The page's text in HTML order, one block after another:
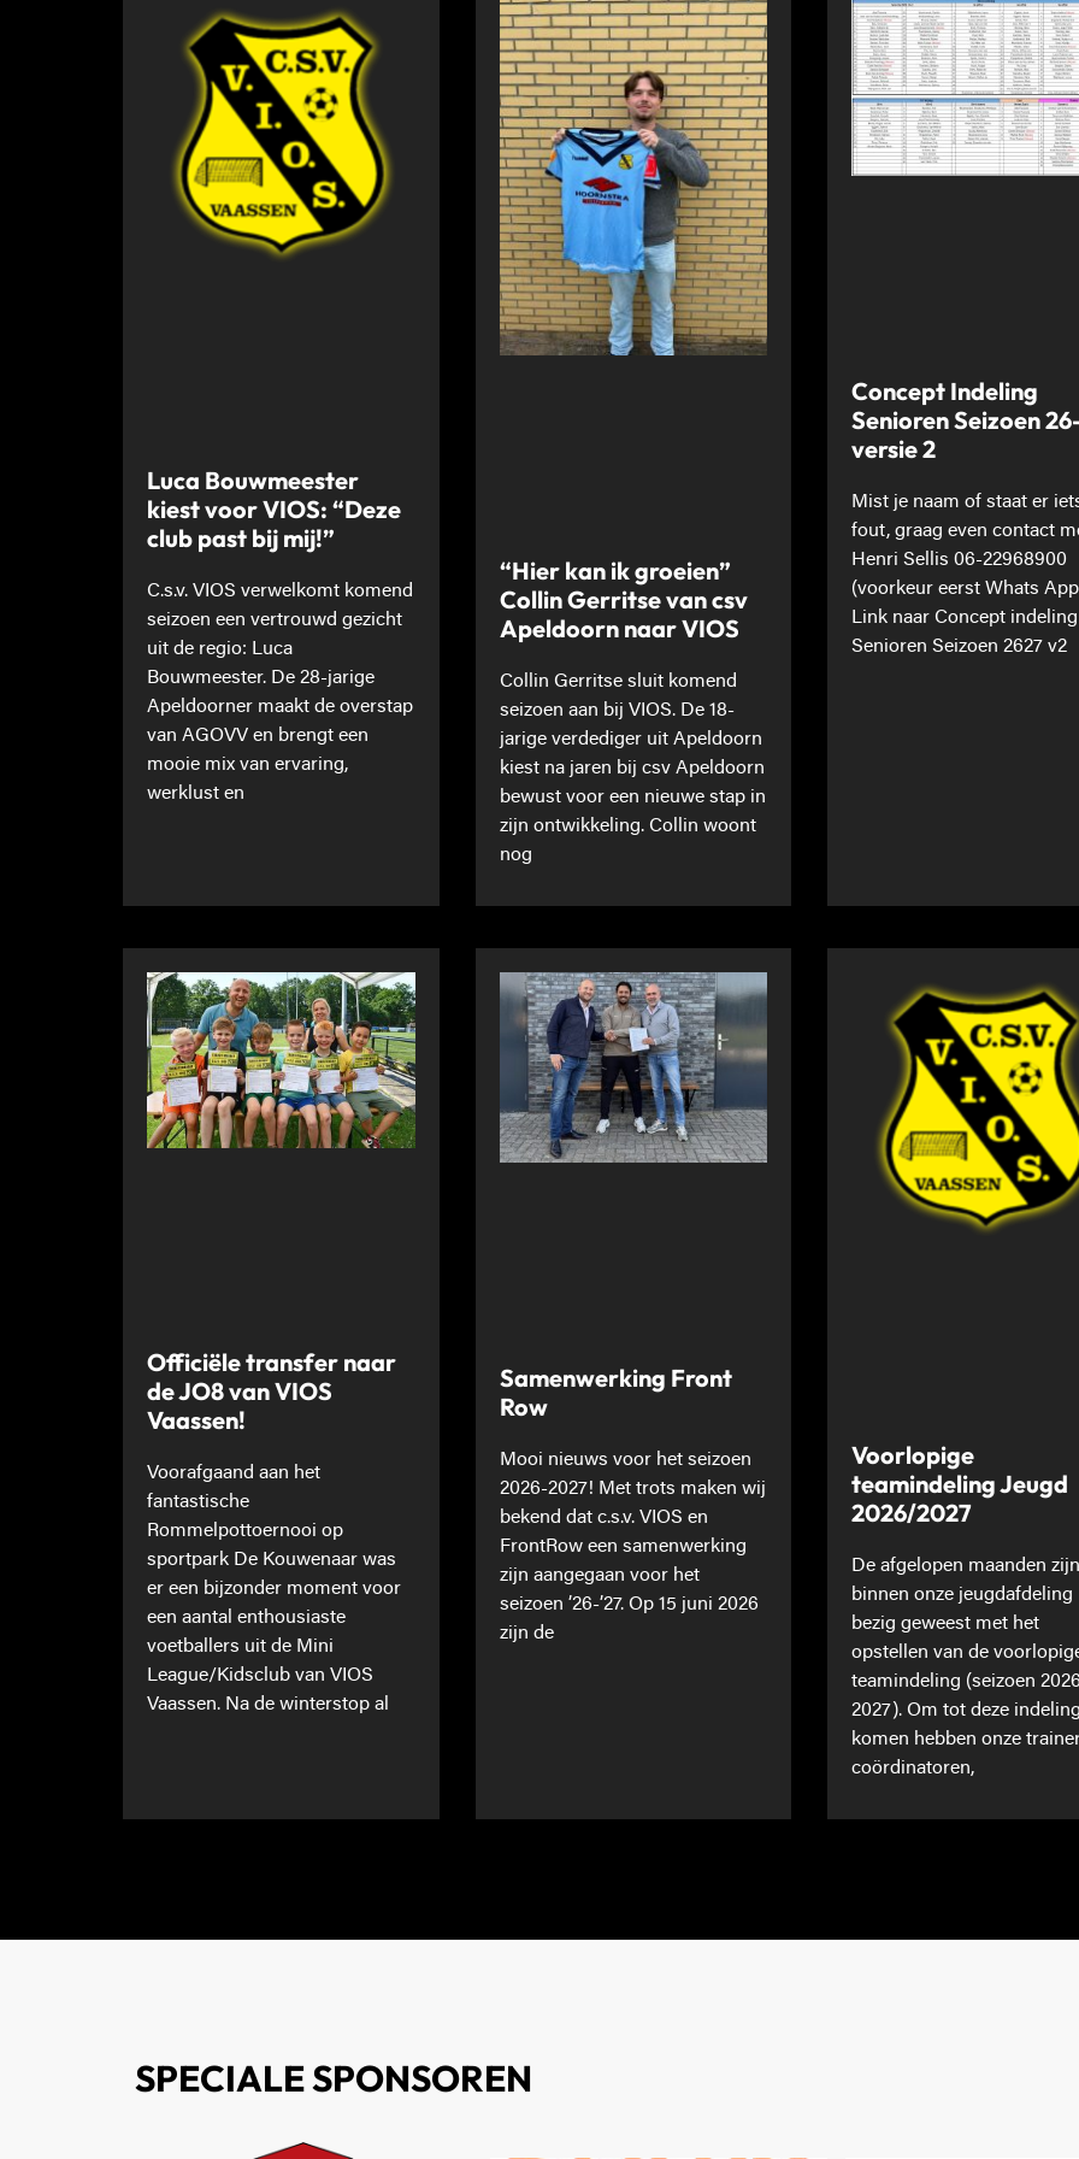
Luca Bouwmeester
kiest voor VIOS: “Deze
club past bij mij!”
C.s.v. VIOS verwelkomt komend
seizoen een vertrouwd gezicht
uit de regio: Luca
Bouwmeester. De 28-jarige
Apeldoorner maakt de overstap
van AGOVV en brengt een
mooie mix van ervaring,
werklust en
“Hier kan ik groeien”
Collin Gerritse van csv
Apeldoorn naar VIOS
Collin Gerritse sluit komend
seizoen aan bij VIOS. De 18-
jarige verdediger uit Apeldoorn
kiest na jaren bij csv Apeldoorn
bewust voor een nieuwe stap in
zijn ontwikkeling. Collin woont
nog
Concept Indeling
Senioren Seizoen
versie 2
Mist je naam of staat er
fout, graag even contact
Henri Sellis 06-22968900
(voorkeur eerst Whats
Link naar Concept indeling
Senioren Seizoen 2627 v2
Officiële transfer naar
de JO8 van VIOS
Vaassen!
Voorafgaand aan het
fantastische
Rommelpottoernooi op
sportpark De Kouwenaar was
er een bijzonder moment voor
een aantal enthousiaste
voetballers uit de Mini
League/Kidsclub van VIOS
Vaassen. Na de winterstop al
Samenwerking Front
Row
Mooi nieuws voor het seizoen
2026-2027! Met trots maken wij
bekend dat c.s.v. VIOS en
FrontRow een samenwerking
zijn aangegaan voor het
seizoen ’26-’27. Op 15 juni 2026
zijn de
Voorlopige
teamindeling Jeugd
2026/2027
De afgelopen maanden
binnen onze jeugdafdeling
bezig geweest met het
opstellen van de
teamindeling (seizoen
2027). Om tot deze
komen hebben onze
coördinatoren,
SPECIALE SPONSOREN